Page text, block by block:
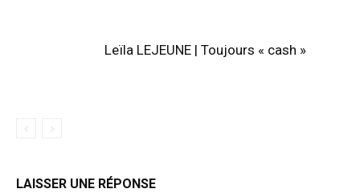
Leïla LEJEUNE | Toujours « cash »
LAISSER UNE RÉPONSE